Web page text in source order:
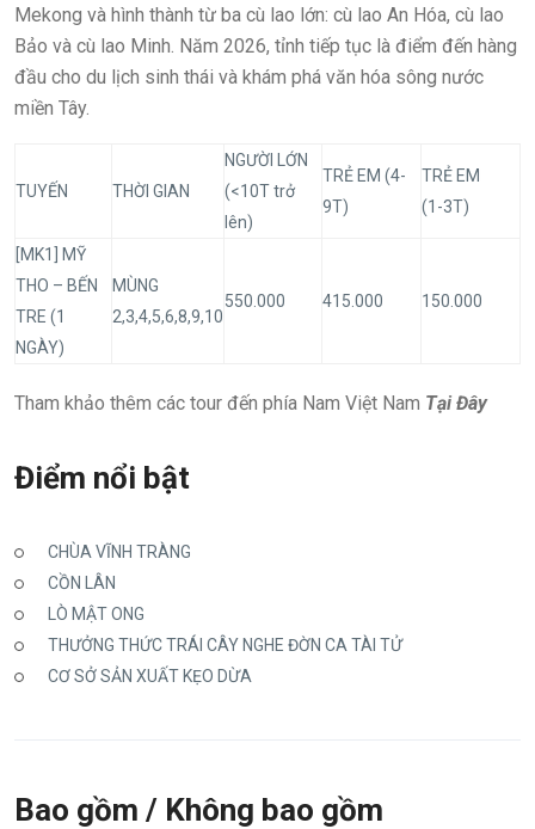
Mekong và hình thành từ ba cù lao lớn: cù lao An Hóa, cù lao
Bảo và cù lao Minh. Năm 2026, tỉnh tiếp tục là điểm đến hàng
đầu cho du lịch sinh thái và khám phá văn hóa sông nước
miền Tây.
TUYẾN THỜI GIAN
NGƯỜI LỚN
(<10T trở
lên)
TRẺ EM (4-
9T)
TRẺ EM
(1-3T)
[MK1] MỸ
THO – BẾN
TRE (1
NGÀY)
MÙNG
2,3,4,5,6,8,9,10
550.000 415.000 150.000
Tham khảo thêm các tour đến phía Nam Việt Nam Tại Đây
Điểm nổi bật
CHÙA VĨNH TRÀNG
CỒN LÂN
LÒ MẬT ONG
THƯỞNG THỨC TRÁI CÂY NGHE ĐỜN CA TÀI TỬ
CƠ SỞ SẢN XUẤT KẸO DỪA
Bao gồm / Không bao gồm